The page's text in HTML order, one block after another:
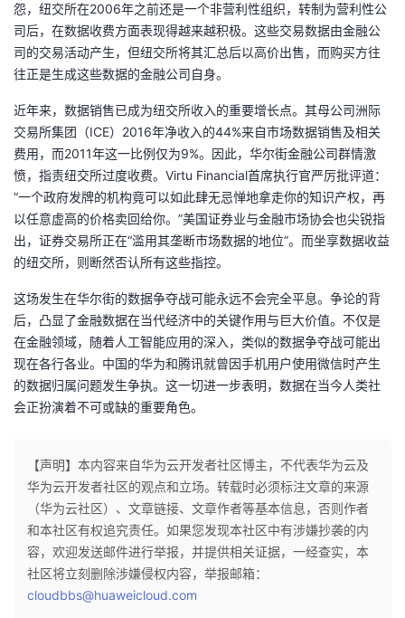
怨，纽交所在2006年之前还是一个非营利性组织，转制为营利性公
司后，在数据收费方面表现得越来越积极。这些交易数据由金融公
司的交易活动产生，但纽交所将其汇总后以高价出售，而购买方往
往正是生成这些数据的金融公司自身。
近年来，数据销售已成为纽交所收入的重要增长点。其母公司洲际
交易所集团（ICE）2016年净收入的44%来自市场数据销售及相关
费用，而2011年这一比例仅为9%。因此，华尔街金融公司群情激
愤，指责纽交所过度收费。Virtu Financial首席执行官严厉批评道：
“一个政府发牌的机构竟可以如此肆无忌惮地拿走你的知识产权，再
以任意虚高的价格卖回给你。”美国证券业与金融市场协会也尖锐指
出，证券交易所正在“滥用其垄断市场数据的地位”。而坐享数据收益
的纽交所，则断然否认所有这些指控。
这场发生在华尔街的数据争夺战可能永远不会完全平息。争论的背
后，凸显了金融数据在当代经济中的关键作用与巨大价值。不仅是
在金融领域，随着人工智能应用的深入，类似的数据争夺战可能出
现在各行各业。中国的华为和腾讯就曾因手机用户使用微信时产生
的数据归属问题发生争执。这一切进一步表明，数据在当今人类社
会正扮演着不可或缺的重要角色。
【声明】本内容来自华为云开发者社区博主，不代表华为云及
华为云开发者社区的观点和立场。转载时必须标注文章的来源
（华为云社区）、文章链接、文章作者等基本信息，否则作者
和本社区有权追究责任。如果您发现本社区中有涉嫌抄袭的内
容，欢迎发送邮件进行举报，并提供相关证据，一经查实，本
社区将立刻删除涉嫌侵权内容，举报邮箱：
cloudbbs@huaweicloud.com